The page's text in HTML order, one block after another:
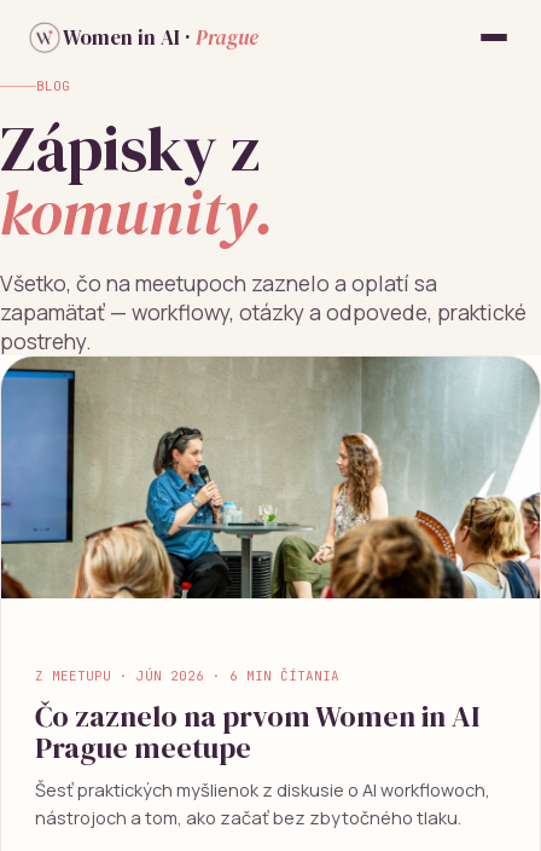
Women in AI ·Prague
BLOG
Zápisky z
komunity.
Všetko, čo na meetupoch zaznelo a oplatí sa
zapamätať — workflowy, otázky a odpovede, praktické
postrehy.
Z MEETUPU · JÚN 2026 · 6 MIN ČÍTANIA
Čo zaznelo na prvom Women in AI
Prague meetupe
Šesť praktických myšlienok z diskusie o AI workflowoch,
nástrojoch a tom, ako začať bez zbytočného tlaku.